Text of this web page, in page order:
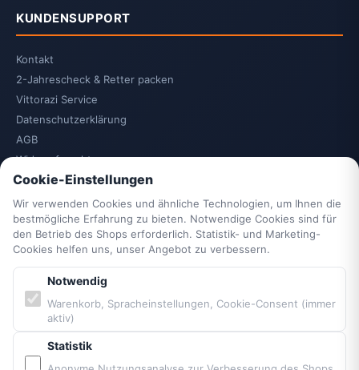
KUNDENSUPPORT
Kontakt
2-Jahrescheck & Retter packen
Vittorazi Service
Datenschutzerklärung
AGB
Widerrufsrecht
Vertrag widerrufen
Impressum
Cookie-Einstellungen
Barrierefreiheit
PARTNER & MARKEN
Vittorazi Motoren MY25
Cookie-Einstellungen
Wir verwenden Cookies und ähnliche Technologien, um Ihnen die
bestmögliche Erfahrung zu bieten. Notwendige Cookies sind für
den Betrieb des Shops erforderlich. Statistik- und Marketing-
Cookies helfen uns, unser Angebot zu verbessern.
Notwendig
Warenkorb, Spracheinstellungen, Cookie-Consent (immer
aktiv)
Statistik